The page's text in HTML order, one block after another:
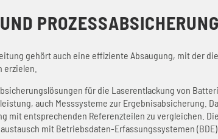
PROZESSABSICHERUNG
gehört auch eine effiziente Absaugung, mit der
für die Laserentlackung von
auch Messsysteme zur
mit entsprechenden Referenzteilen zu vergleichen.
mit Betriebsdaten-Erfassungssystemen